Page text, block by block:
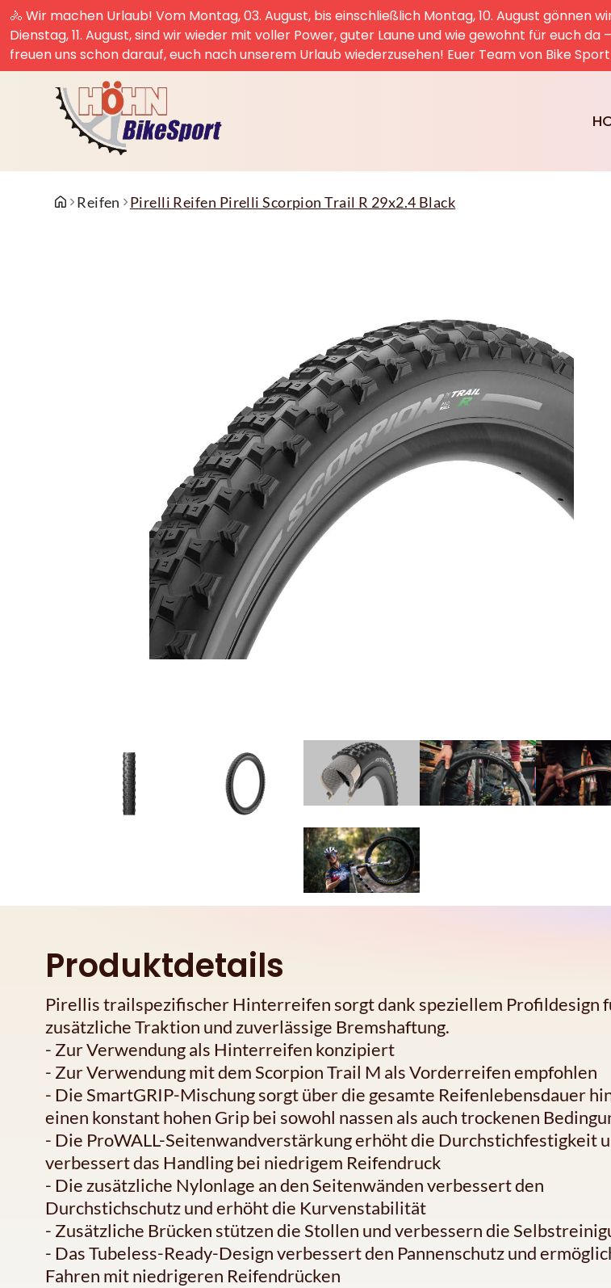
🚴 Wir machen Urlaub! Vom Montag, 03. August, bis einschließlich Montag, 10. August gönnen
Dienstag, 11. August, sind wir wieder mit voller Power, guter Laune und wie gewohnt für euch
freuen uns schon darauf, euch nach unserem Urlaub wiederzusehen! Euer Team von Bike
Reifen Pirelli Reifen Pirelli Scorpion Trail R 29x2.4 Black
Produktdetails
Pirellis trailspezifischer Hinterreifen sorgt dank speziellem Profildesign
zusätzliche Traktion und zuverlässige Bremshaftung.
- Zur Verwendung als Hinterreifen konzipiert
- Zur Verwendung mit dem Scorpion Trail M als Vorderreifen empfohlen
- Die SmartGRIP-Mischung sorgt über die gesamte Reifenlebensdauer
einen konstant hohen Grip bei sowohl nassen als auch trockenen
- Die ProWALL-Seitenwandverstärkung erhöht die Durchstichfestigkeit
verbessert das Handling bei niedrigem Reifendruck
- Die zusätzliche Nylonlage an den Seitenwänden verbessert den
Durchstichschutz und erhöht die Kurvenstabilität
- Zusätzliche Brücken stützen die Stollen und verbessern die
- Das Tubeless-Ready-Design verbessert den Pannenschutz und
Fahren mit niedrigeren Reifendrücken